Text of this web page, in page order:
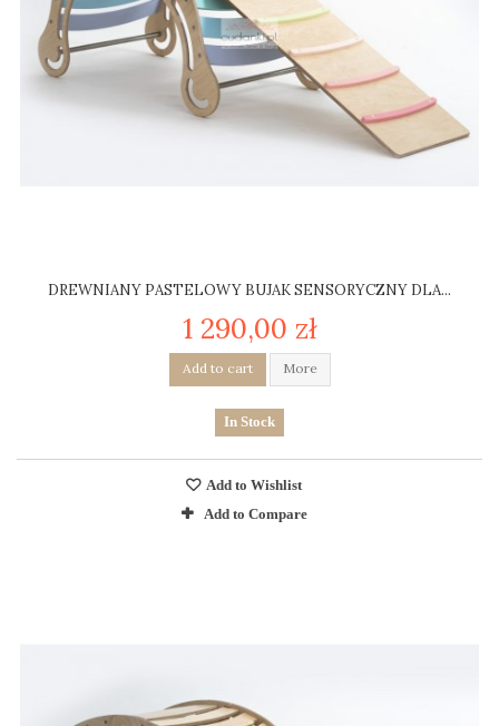
DREWNIANY PASTELOWY BUJAK SENSORYCZNY DLA...
1 290,00 zł
Add to cart More
In Stock
Add to Wishlist
Add to Compare